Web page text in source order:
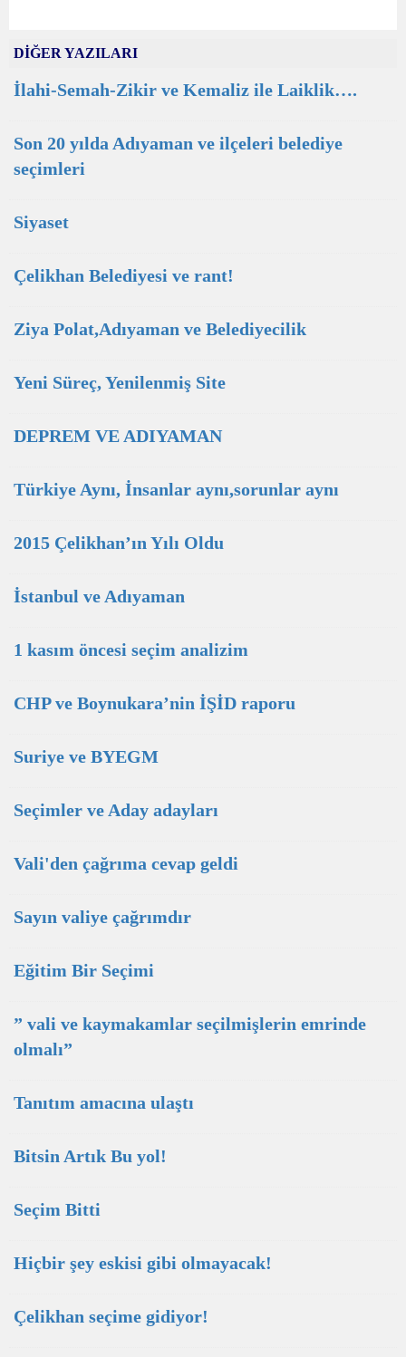
DİĞER YAZILARI
İlahi-Semah-Zikir ve Kemaliz ile Laiklik….
Son 20 yılda Adıyaman ve ilçeleri belediye
seçimleri
Siyaset
Çelikhan Belediyesi ve rant!
Ziya Polat,Adıyaman ve Belediyecilik
Yeni Süreç, Yenilenmiş Site
DEPREM VE ADIYAMAN
Türkiye Aynı, İnsanlar aynı,sorunlar aynı
2015 Çelikhan’ın Yılı Oldu
İstanbul ve Adıyaman
1 kasım öncesi seçim analizim
CHP ve Boynukara’nin İŞİD raporu
Suriye ve BYEGM
Seçimler ve Aday adayları
Vali'den çağrıma cevap geldi
Sayın valiye çağrımdır
Eğitim Bir Seçimi
” vali ve kaymakamlar seçilmişlerin emrinde
olmalı”
Tanıtım amacına ulaştı
Bitsin Artık Bu yol!
Seçim Bitti
Hiçbir şey eskisi gibi olmayacak!
Çelikhan seçime gidiyor!